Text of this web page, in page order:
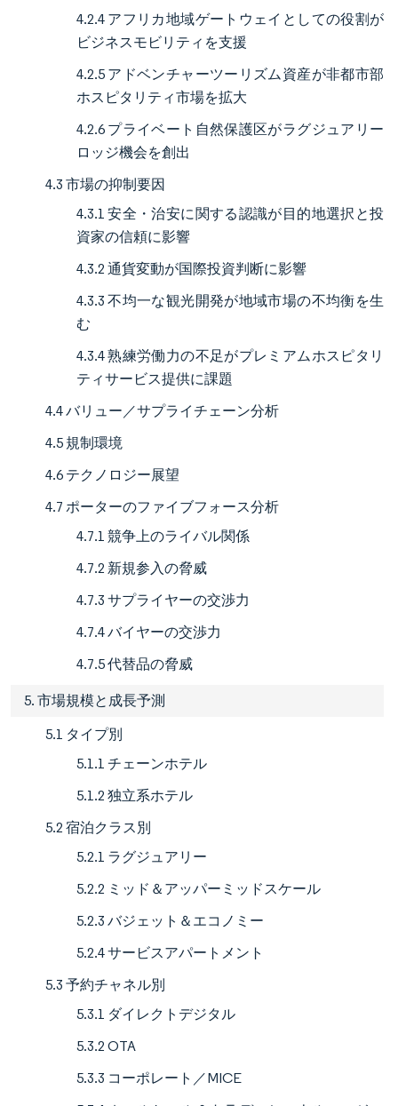
4.2.4 アフリカ地域ゲートウェイとしての役割が
ビジネスモビリティを支援
4.2.5 アドベンチャーツーリズム資産が非都市部
ホスピタリティ市場を拡大
4.2.6 プライベート自然保護区がラグジュアリー
ロッジ機会を創出
4.3 市場の抑制要因
4.3.1 安全・治安に関する認識が目的地選択と投
資家の信頼に影響
4.3.2 通貨変動が国際投資判断に影響
4.3.3 不均一な観光開発が地域市場の不均衡を生
む
4.3.4 熟練労働力の不足がプレミアムホスピタリ
ティサービス提供に課題
4.4 バリュー／サプライチェーン分析
4.5 規制環境
4.6 テクノロジー展望
4.7 ポーターのファイブフォース分析
4.7.1 競争上のライバル関係
4.7.2 新規参入の脅威
4.7.3 サプライヤーの交渉力
4.7.4 バイヤーの交渉力
4.7.5 代替品の脅威
5. 市場規模と成長予測
5.1 タイプ別
5.1.1 チェーンホテル
5.1.2 独立系ホテル
5.2 宿泊クラス別
5.2.1 ラグジュアリー
5.2.2 ミッド＆アッパーミッドスケール
5.2.3 バジェット＆エコノミー
5.2.4 サービスアパートメント
5.3 予約チャネル別
5.3.1 ダイレクトデジタル
5.3.2 OTA
5.3.3 コーポレート／MICE